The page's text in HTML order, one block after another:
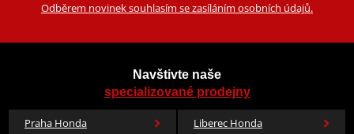
Odběrem novinek souhlasím se zasíláním osobních údajů.
Navštivte naše
specializované prodejny
Praha Honda
Liberec Honda